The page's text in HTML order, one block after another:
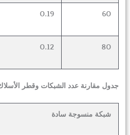
60
0.19
80
0.12
جدول مقارنة عدد الشبكات وقطر
شبكة منسوجة سادة